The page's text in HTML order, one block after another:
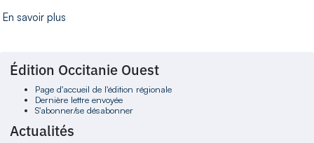
En savoir plus
Édition Occitanie Ouest
Page d'accueil de l'édition régionale
Dernière lettre envoyée
S'abonner/se désabonner
Actualités